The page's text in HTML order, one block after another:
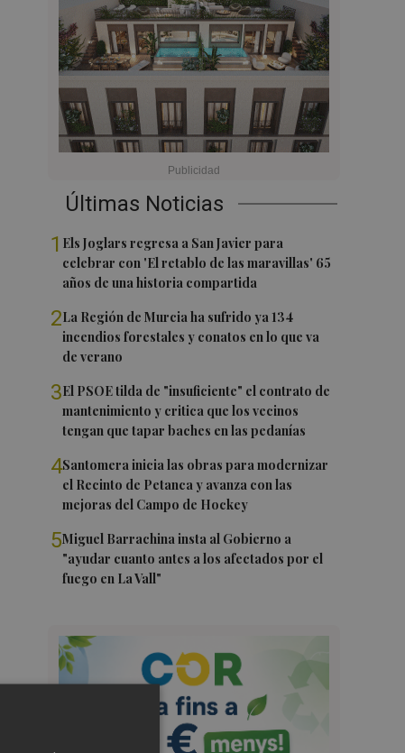
Últimas Noticias
1 Els Joglars regresa a San Javier para
celebrar con 'El retablo de las maravillas' 65
años de una historia compartida
2La Región de Murcia ha sufrido ya 134
incendios forestales y conatos en lo que va
de verano
3El PSOE tilda de "insuficiente" el contrato de
mantenimiento y critica que los vecinos
tengan que tapar baches en las pedanías
4Santomera inicia las obras para modernizar
el Recinto de Petanca y avanza con las
mejoras del Campo de Hockey
5Miguel Barrachina insta al Gobierno a
"ayudar cuanto antes a los afectados por el
fuego en La Vall"